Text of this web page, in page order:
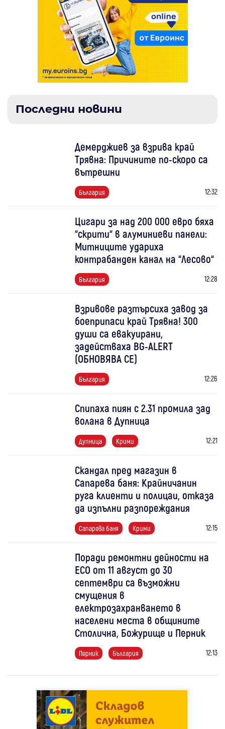
Последни новини
Демерджиев за взрива край
Трявна: Причините по-скоро са
вътрешни
България 12:32
Цигари за над 200 000 евро бяха
“скрити“ в алуминиеви панели:
Митниците удариха
контрабанден канал на “Лесово“
България 12:28
Взривове разтърсиха завод за
боеприпаси край Трявна! 300
души са евакуирани,
задействаха BG-ALERT
(ОБНОВЯВА СЕ)
България 12:26
Спипаха пиян с 2.31 промила зад
волана в Дупница
Дупница Крими 12:21
Скандал пред магазин в
Сапарева баня: Крайничанин
руга клиенти и полицаи, отказа
да изпълни разпореждания
Сапарева баня Крими 12:15
Поради ремонтни дейности на
ЕСО от 11 август до 30
септември са възможни
смущения в
електрозахранването в
населени места в общините
Столична, Божурище и Перник
Перник България 12:13